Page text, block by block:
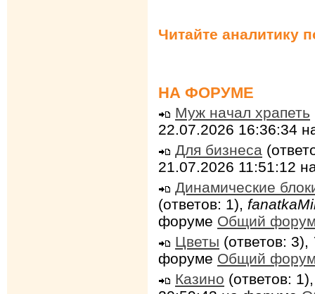
Читайте аналитику
НА ФОРУМЕ
Муж начал храпеть
22.07.2026 16:36:34
Для бизнеса
21.07.2026 11:51:12
Динамические
(ответов: 1),
форуме Общий
Цветы (ответов: 3),
форуме Общий
Казино (ответов: